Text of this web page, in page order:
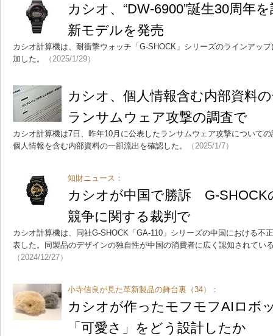
カシオ、“DW-6900”誕生30周年
新モデルを発売
カシオ計算機は、耐衝撃ウォッチ「G-SHOCK」シリーズのラインアッ
加した。
（2025/1/29）
カシオ、個人情報含む内部資料
ランサムウェア攻撃の調査で
カシオ計算機は7日、昨年10月に公表したランサムウェア攻撃について
個人情報を含む内部資料の一部流出を確認した。
（2025/1/7）
知財ニュース：
カシオが中国で勝訴 G-SHOCK
競争に関する裁判で
カシオ計算機は、同社G-SHOCK「GA-110」シリーズの中国における不
表した。同製品のデザインの独自性が中国の消費者に広く認知されてい
（2024/12/27）
小寺信良が見た革新製品の舞台裏（34）：
カシオが作ったモフモフAIロ
「可愛さ」をどう設計したか